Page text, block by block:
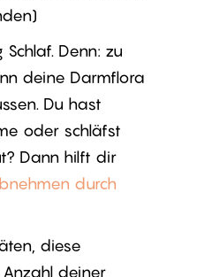
Denn: zu
deine Darmflora
Du hast
oder schläfst
Dann hilft dir
durch
diese
deiner